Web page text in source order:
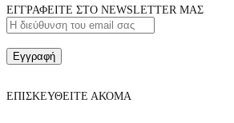
ΕΓΓΡΑΦΕΙΤΕ ΣΤΟ NEWSLETTER ΜΑΣ
Εγγραφή
ΕΠΙΣΚΕΥΘΕΙΤΕ ΑΚΟΜΑ